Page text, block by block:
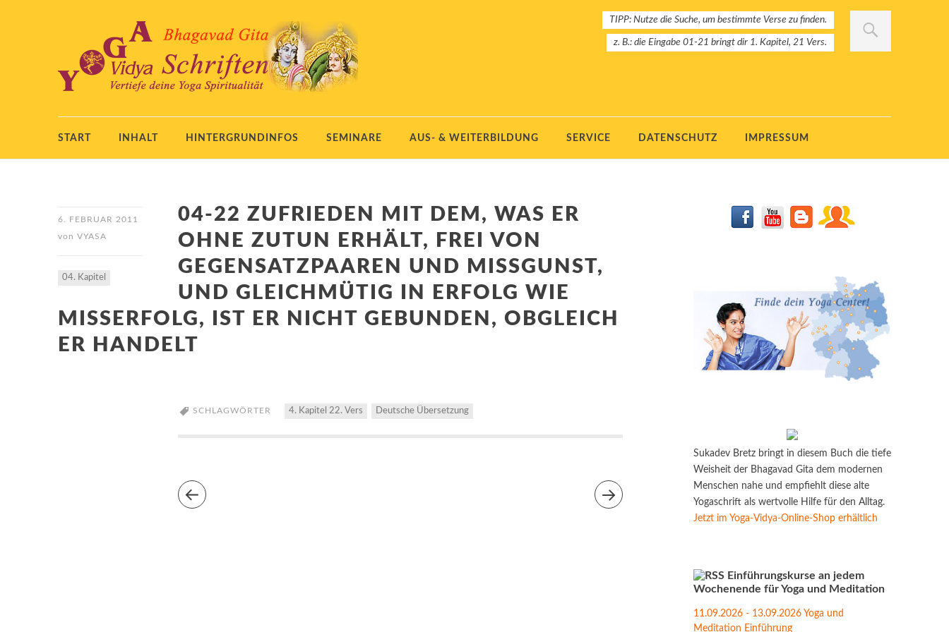
TIPP: Nutze die Suche, um bestimmte Verse zu finden.
z. B.: die Eingabe 01-21 bringt dir 1. Kapitel, 21 Vers.
START INHALT HINTERGRUNDINFOS SEMINARE AUS- & WEITERBILDUNG SERVICE DATENSCHUTZ IMPRESSUM
6. FEBRUAR 2011
von VYASA
04. Kapitel
04-22 ZUFRIEDEN MIT DEM, WAS ER
OHNE ZUTUN ERHÄLT, FREI VON
GEGENSATZPAAREN UND MISSGUNST,
UND GLEICHMÜTIG IN ERFOLG WIE
MISSERFOLG, IST ER NICHT GEBUNDEN, OBGLEICH
ER HANDELT
SCHLAGWÖRTER 4. Kapitel 22. Vers Deutsche Übersetzung
Sukadev Bretz bringt in diesem Buch die tiefe
Weisheit der Bhagavad Gita dem modernen
Menschen nahe und empfiehlt diese alte
Yogaschrift als wertvolle Hilfe für den Alltag.
Jetzt im Yoga-Vidya-Online-Shop erhältlich
Einführungskurse an jedem
Wochenende für Yoga und Meditation
11.09.2026 - 13.09.2026 Yoga und
Meditation Einführung